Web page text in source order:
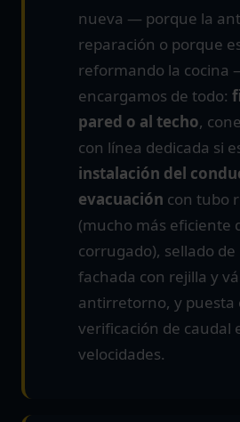
nueva — porque la
reparación o porque
reformando la cocina
encargamos de todo:
pared o al techo,
con línea dedicada si
instalación del
evacuación con tubo
(mucho más eficiente
corrugado), sellado de
fachada con rejilla y
antirretorno, y puesta
verificación de caudal
velocidades.